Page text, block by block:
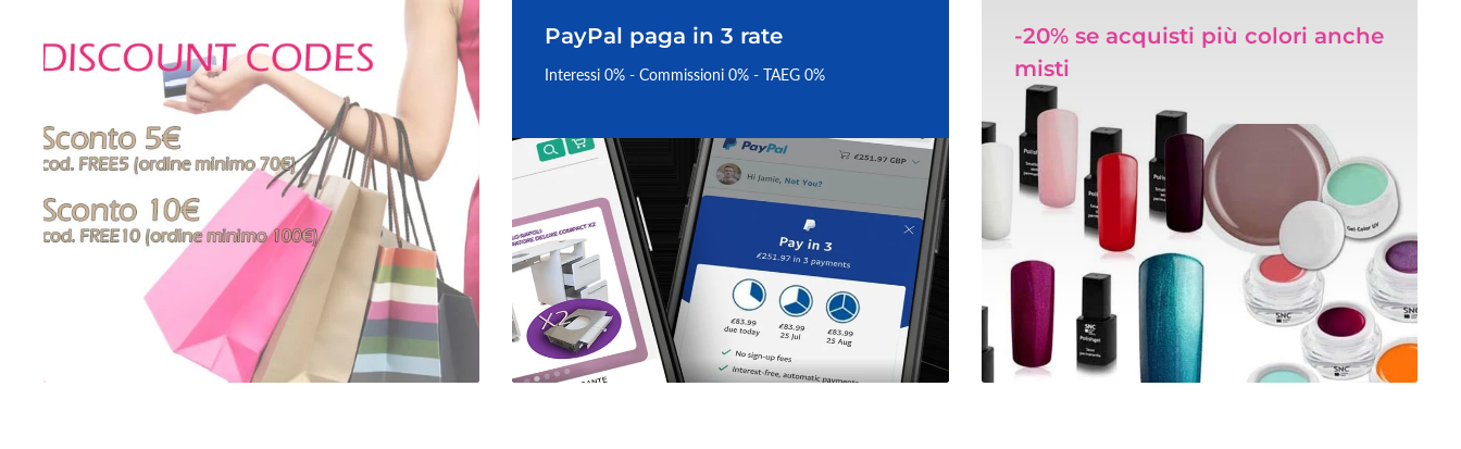
PayPal paga in 3 rate
Interessi 0% - Commissioni 0% - TAEG 0%
-20% se acquisti più colori anche
misti